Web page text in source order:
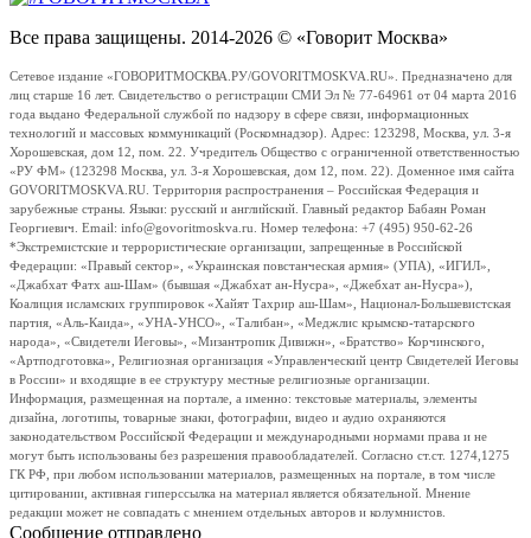
Все права защищены. 2014-2026 © «Говорит Москва»
Сетевое издание «ГОВОРИТМОСКВА.РУ/GOVORITMOSKVA.RU». Предназначено для
лиц старше 16 лет. Свидетельство о регистрации СМИ Эл № 77-64961 от 04 марта 2016
года выдано Федеральной службой по надзору в сфере связи, информационных
технологий и массовых коммуникаций (Роскомнадзор). Адрес: 123298, Москва, ул. 3-я
Хорошевская, дом 12, пом. 22. Учредитель Общество с ограниченной ответственностью
«РУ ФМ» (123298 Москва, ул. 3-я Хорошевская, дом 12, пом. 22). Доменное имя сайта
GOVORITMOSKVA.RU. Территория распространения – Российская Федерация и
зарубежные страны. Языки: русский и английский. Главный редактор Бабаян Роман
Георгиевич. Email: info@govoritmoskva.ru. Номер телефона: +7 (495) 950-62-26
*Экстремистские и террористические организации, запрещенные в Российской
Федерации: «Правый сектор», «Украинская повстанческая армия» (УПА), «ИГИЛ»,
«Джабхат Фатх аш-Шам» (бывшая «Джабхат ан-Нусра», «Джебхат ан-Нусра»),
Коалиция исламских группировок «Хайят Тахрир аш-Шам», Национал-Большевистская
партия, «Аль-Каида», «УНА-УНСО», «Талибан», «Меджлис крымско-татарского
народа», «Свидетели Иеговы», «Мизантропик Дивижн», «Братство» Корчинского,
«Артподготовка», Религиозная организация «Управленческий центр Свидетелей Иеговы
в России» и входящие в ее структуру местные религиозные организации.
Информация, размещенная на портале, а именно: текстовые материалы, элементы
дизайна, логотипы, товарные знаки, фотографии, видео и аудио охраняются
законодательством Российской Федерации и международными нормами права и не
могут быть использованы без разрешения правообладателей. Согласно ст.ст. 1274,1275
ГК РФ, при любом использовании материалов, размещенных на портале, в том числе
цитировании, активная гиперссылка на материал является обязательной. Мнение
редакции может не совпадать с мнением отдельных авторов и колумнистов.
Сообщение отправлено